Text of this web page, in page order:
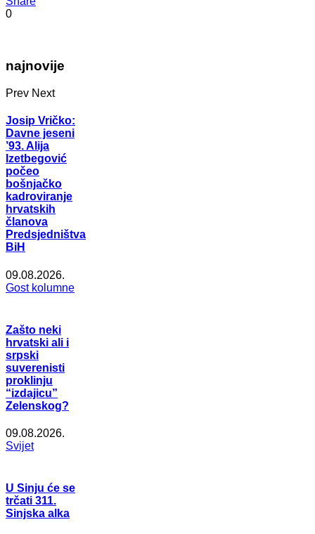
0
najnovije
Prev Next
Josip Vričko:
Davne jeseni
’93. Alija
Izetbegović
počeo
bošnjačko
kadroviranje
hrvatskih
članova
Predsjedništva
BiH
09.08.2026.
Gost kolumne
Zašto neki
hrvatski ali i
srpski
suverenisti
proklinju
“izdajicu”
Zelenskog?
09.08.2026.
Svijet
U Sinju će se
trčati 311.
Sinjska alka